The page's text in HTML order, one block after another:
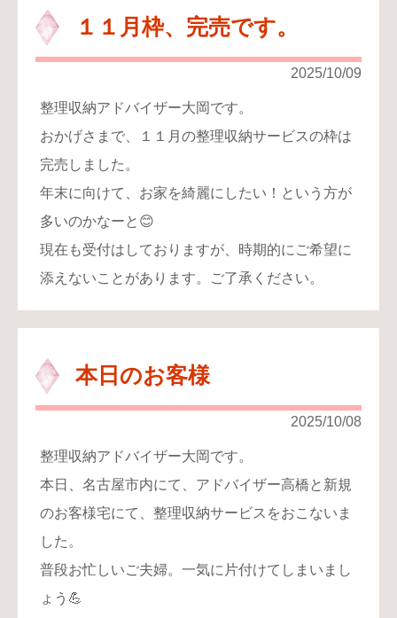
１１月枠、完売です。
2025/10/09
整理収納アドバイザー大岡です。
おかげさまで、１１月の整理収納サービスの枠は
完売しました。
年末に向けて、お家を綺麗にしたい！という方が
多いのかなーと😊
現在も受付はしておりますが、時期的にご希望に
添えないことがあります。ご了承ください。
本日のお客様
2025/10/08
整理収納アドバイザー大岡です。
本日、名古屋市内にて、アドバイザー高橋と新規
のお客様宅にて、整理収納サービスをおこないま
した。
普段お忙しいご夫婦。一気に片付けてしまいまし
ょう💪